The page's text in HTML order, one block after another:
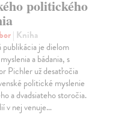
politického
| Kniha
publikácia je dielom
a bádania, s
Pichler už desaťročia
politické myslenie
a dvadsiateho storočia.
v nej venuje…